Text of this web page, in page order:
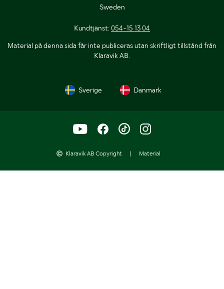
Sweden
Kundtjänst: 054-15 13 04
Material på denna sida får inte publiceras utan skriftligt tillstånd från
Klaravik AB.
Sverige Danmark
Klaravik AB Copyright | Material